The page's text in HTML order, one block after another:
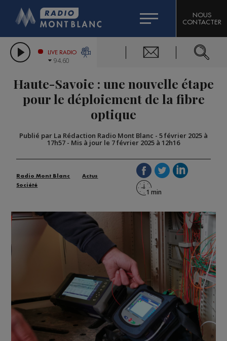
LES CHRONIQUES DE L'EXPERT
CITIZEN MACHINERY
GRAND MASSIF DOMAINES SKIABLES
BIGARD
COMPAGNIE DU MONT-BLANC
NOUS
CONTACTER
LIVE RADIO
94.60
Haute-Savoie : une nouvelle étape
pour le déploiement de la fibre
optique
Publié par La Rédaction Radio Mont Blanc - 5 février 2025 à
17h57 - Mis à jour le 7 février 2025 à 12h16
Radio Mont Blanc
Actus
Société